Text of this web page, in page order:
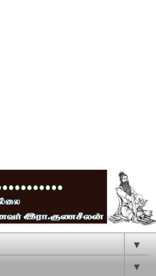
▼
▼